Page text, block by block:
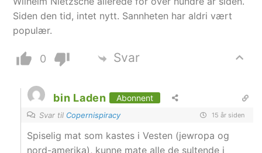
Siden den tid, intet nytt. Sannheten har aldri vært
populær.
0 Svar
bin Laden Abonnent
Svar til Copernispiracy 15 år siden
Spiselig mat som kastes i Vesten (jewropa og
nord-amerika), kunne mate alle de sultende i